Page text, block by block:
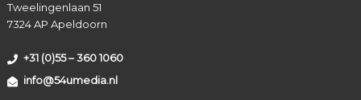
Tweelingenlaan 51
7324 AP Apeldoorn
+31 (0)55 – 360 1060
info@54umedia.nl